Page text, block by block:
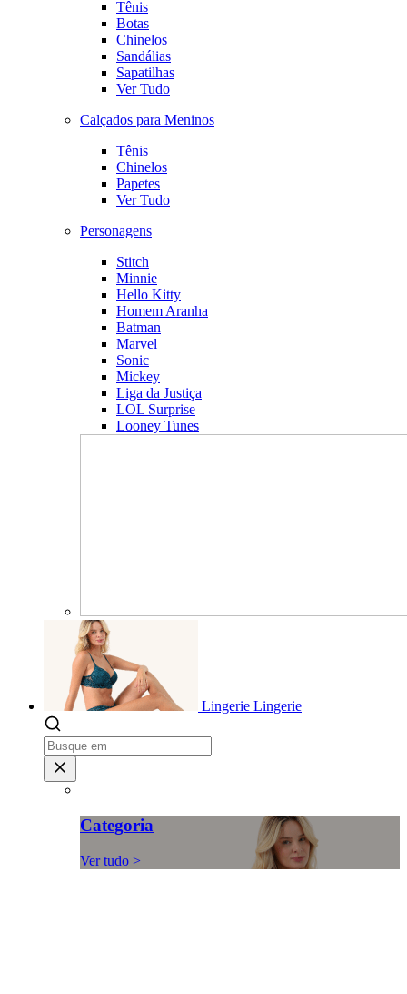
Tênis
Botas
Chinelos
Sandálias
Sapatilhas
Ver Tudo
Calçados para Meninos
Tênis
Chinelos
Papetes
Ver Tudo
Personagens
Stitch
Minnie
Hello Kitty
Homem Aranha
Batman
Marvel
Sonic
Mickey
Liga da Justiça
LOL Surprise
Looney Tunes
Lingerie Lingerie
Categoria
Ver tudo >